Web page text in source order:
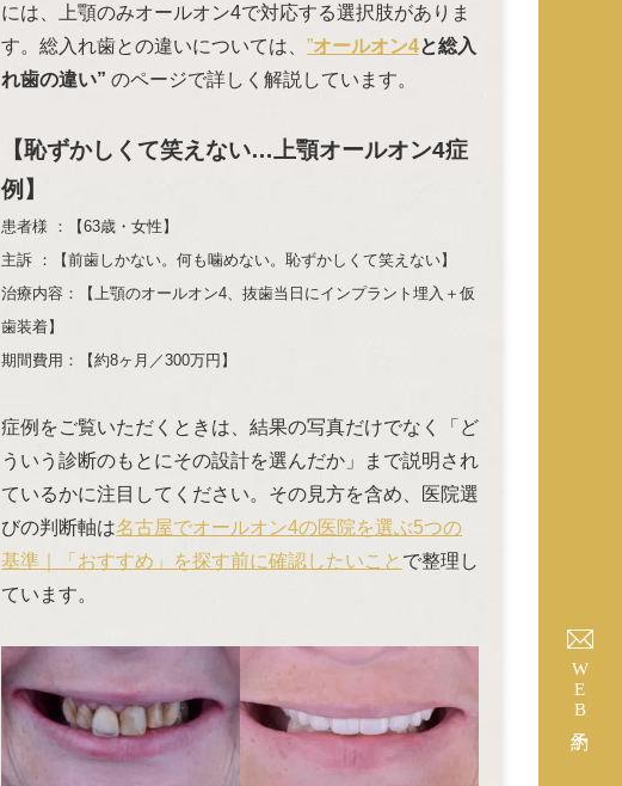
WEB予約
には、上顎のみオールオン4で対応する選択肢がありま
す。総入れ歯との違いについては、 ”オールオン4と総入
れ歯の違い” のページで詳しく解説しています。
【恥ずかしくて笑えない…上顎オールオン4症
例】
患者様 ：【63歳・女性】
主訴 ：【前歯しかない。何も噛めない。恥ずかしくて笑えない】
治療内容：【上顎のオールオン4、抜歯当日にインプラント埋入＋仮
歯装着】
期間費用：【約8ヶ月／300万円】
症例をご覧いただくときは、結果の写真だけでなく「ど
ういう診断のもとにその設計を選んだか」まで説明され
ているかに注目してください。その見方を含め、医院選
びの判断軸は名古屋でオールオン4の医院を選ぶ5つの
基準｜「おすすめ」を探す前に確認したいこと で整理し
ています。